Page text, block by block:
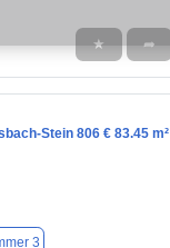
★ ➦
Stein 806 € 83.45 m²
3